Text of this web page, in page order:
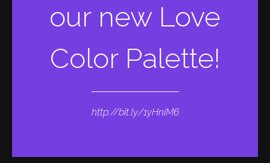
our new Love
Color Palette!
http://bit.ly/1yHniM6